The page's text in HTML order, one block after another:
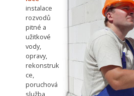
instalace
rozvodů
pitné a
užitkové
vody,
opravy,
rekonstruk
ce,
poruchová